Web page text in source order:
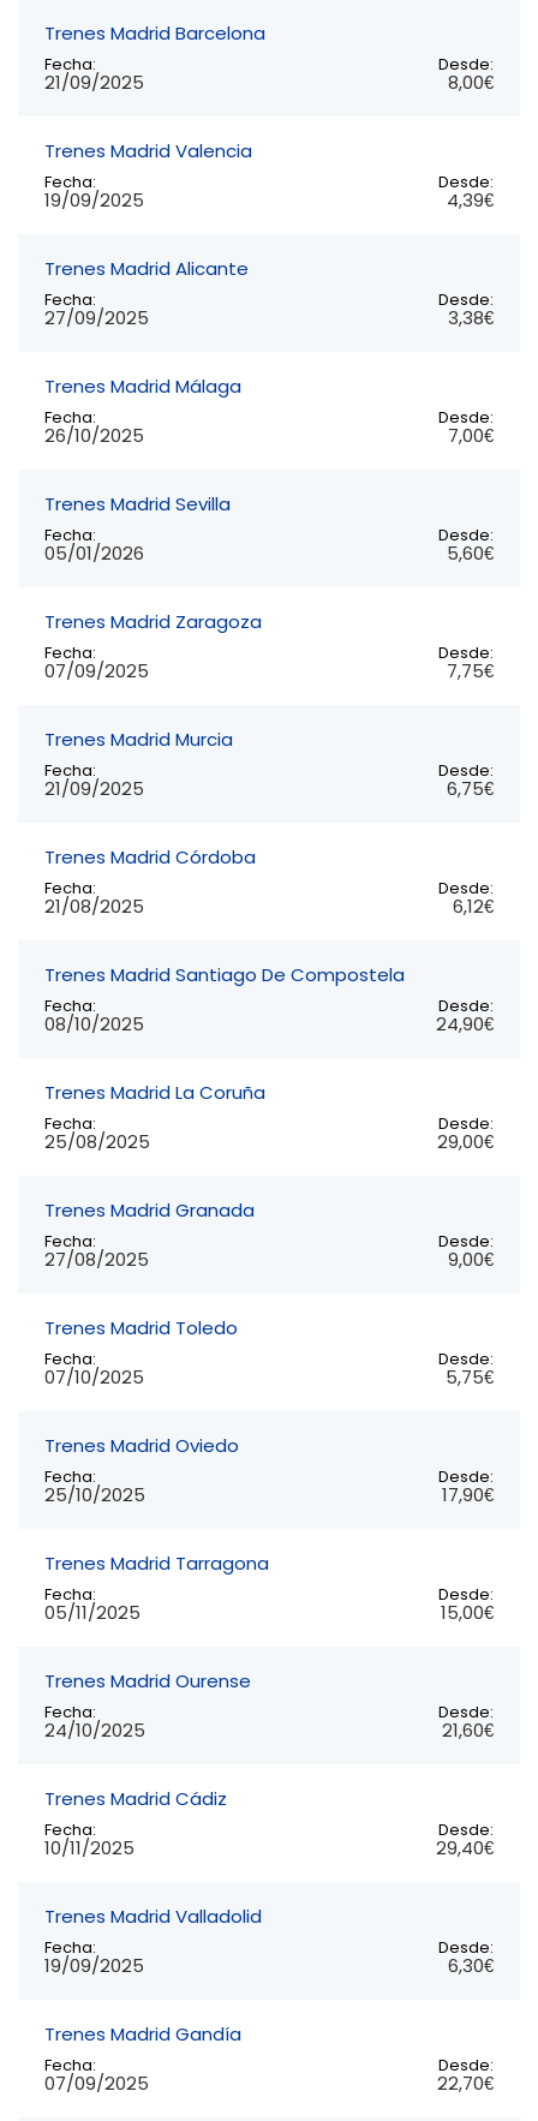
Trenes Madrid Barcelona
Fecha:
21/09/2025
Desde:
8,00€
Trenes Madrid Valencia
Fecha:
19/09/2025
Desde:
4,39€
Trenes Madrid Alicante
Fecha:
27/09/2025
Desde:
3,38€
Trenes Madrid Málaga
Fecha:
26/10/2025
Desde:
7,00€
Trenes Madrid Sevilla
Fecha:
05/01/2026
Desde:
5,60€
Trenes Madrid Zaragoza
Fecha:
07/09/2025
Desde:
7,75€
Trenes Madrid Murcia
Fecha:
21/09/2025
Desde:
6,75€
Trenes Madrid Córdoba
Fecha:
21/08/2025
Desde:
6,12€
Trenes Madrid Santiago De Compostela
Fecha:
08/10/2025
Desde:
24,90€
Trenes Madrid La Coruña
Fecha:
25/08/2025
Desde:
29,00€
Trenes Madrid Granada
Fecha:
27/08/2025
Desde:
9,00€
Trenes Madrid Toledo
Fecha:
07/10/2025
Desde:
5,75€
Trenes Madrid Oviedo
Fecha:
25/10/2025
Desde:
17,90€
Trenes Madrid Tarragona
Fecha:
05/11/2025
Desde:
15,00€
Trenes Madrid Ourense
Fecha:
24/10/2025
Desde:
21,60€
Trenes Madrid Cádiz
Fecha:
10/11/2025
Desde:
29,40€
Trenes Madrid Valladolid
Fecha:
19/09/2025
Desde:
6,30€
Trenes Madrid Gandía
Fecha:
07/09/2025
Desde:
22,70€